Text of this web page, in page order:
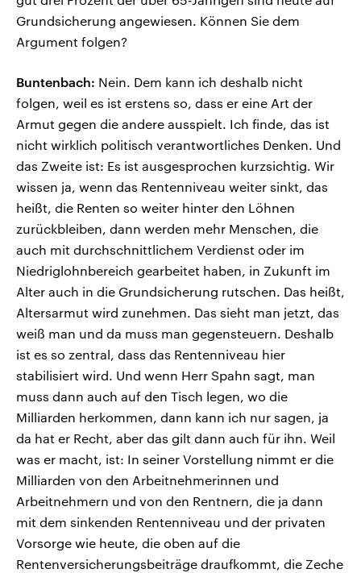
Grundsicherung angewiesen. Können Sie dem
Argument folgen?
Buntenbach: Nein. Dem kann ich deshalb nicht
folgen, weil es ist erstens so, dass er eine Art der
Armut gegen die andere ausspielt. Ich finde, das ist
nicht wirklich politisch verantwortliches Denken. Und
das Zweite ist: Es ist ausgesprochen kurzsichtig. Wir
wissen ja, wenn das Rentenniveau weiter sinkt, das
heißt, die Renten so weiter hinter den Löhnen
zurückbleiben, dann werden mehr Menschen, die
auch mit durchschnittlichem Verdienst oder im
Niedriglohnbereich gearbeitet haben, in Zukunft im
Alter auch in die Grundsicherung rutschen. Das heißt,
Altersarmut wird zunehmen. Das sieht man jetzt, das
weiß man und da muss man gegensteuern. Deshalb
ist es so zentral, dass das Rentenniveau hier
stabilisiert wird. Und wenn Herr Spahn sagt, man
muss dann auch auf den Tisch legen, wo die
Milliarden herkommen, dann kann ich nur sagen, ja
da hat er Recht, aber das gilt dann auch für ihn. Weil
was er macht, ist: In seiner Vorstellung nimmt er die
Milliarden von den Arbeitnehmerinnen und
Arbeitnehmern und von den Rentnern, die ja dann
mit dem sinkenden Rentenniveau und der privaten
Vorsorge wie heute, die oben auf die
Rentenversicherungsbeiträge draufkommt, die Zeche